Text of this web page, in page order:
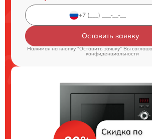
Оставить заявку
Нажимая на кнопку "Оставить заявку" Вы
конфиденциальности
Скидка по